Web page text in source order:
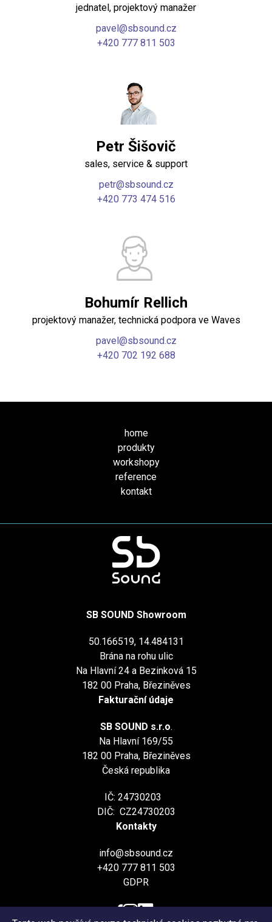
jednatel, projektový manažer
pavel@sbsound.cz
+420 777 811 503
Petr Šišovič
sales, service & support
petr@sbsound.cz
+420 773 474 516
Bohumír Rellich
projektový manažer, technická podpora ve Waves
pavel@sbsound.cz
+420 702 192 688
home
produkty
workshopy
reference
kontakt
SB SOUND Showroom
50.166519, 14.484131
Brána na rohu ulic
Na Hlavní 24 a Bezinková 15
182 00 Praha, Březiněves
Fakturační údaje
SB SOUND s.r.o.
Na Hlavní 169/55
182 00 Praha, Březiněves
Česká republika
IČ: 24730203
DIČ: CZ24730203
Kontakty
info@sbsound.cz
+420 777 811 503
GDPR